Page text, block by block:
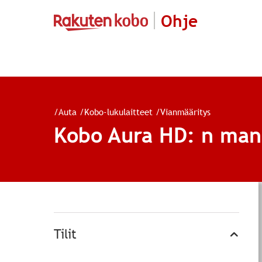
Ohje
/Auta /Kobo-lukulaitteet /Vianmääritys
Kobo Aura HD: n
Tilit